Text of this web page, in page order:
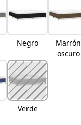
Negro
Marrón
oscuro
Verde